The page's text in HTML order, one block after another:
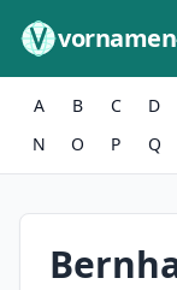
A B C D
N
O P Q